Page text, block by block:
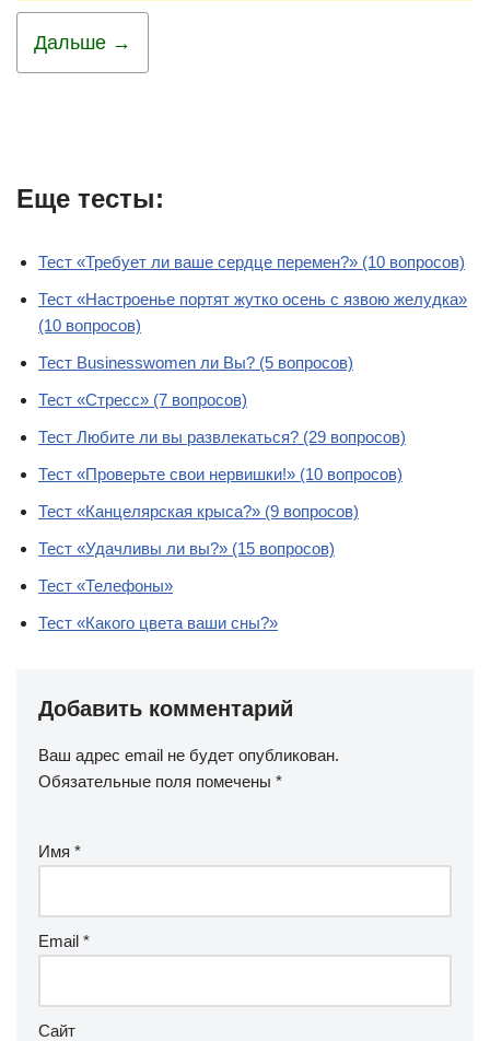
Дальше →
Еще тесты:
Тест «Требует ли ваше сердце перемен?» (10 вопросов)
Тест «Настроенье портят жутко осень с язвою желудка»
(10 вопросов)
Тест Businesswomen ли Вы? (5 вопросов)
Тест «Стресс» (7 вопросов)
Тест Любите ли вы развлекаться? (29 вопросов)
Тест «Проверьте свои нервишки!» (10 вопросов)
Тест «Канцелярская крыса?» (9 вопросов)
Тест «Удачливы ли вы?» (15 вопросов)
Тест «Телефоны»
Тест «Какого цвета ваши сны?»
Добавить комментарий
Ваш адрес email не будет опубликован.
Обязательные поля помечены *
Имя *
Email *
Сайт